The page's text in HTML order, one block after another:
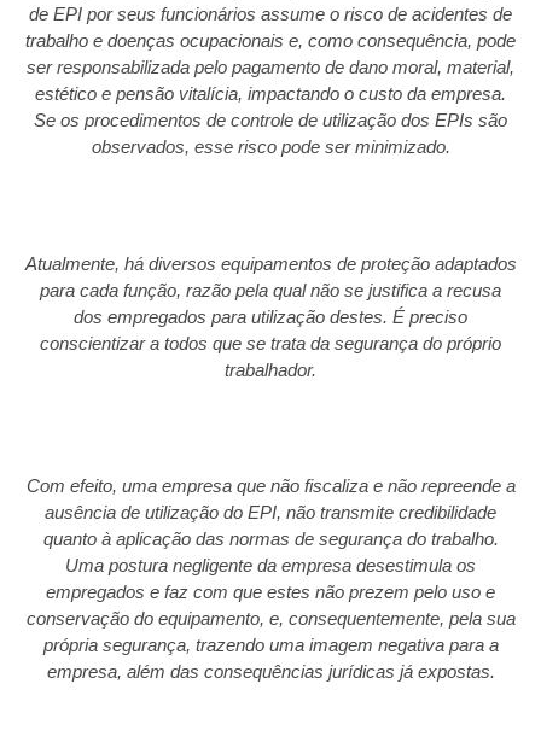
de EPI por seus funcionários assume o risco de acidentes de
trabalho e doenças ocupacionais e, como consequência, pode
ser responsabilizada pelo pagamento de dano moral, material,
estético e pensão vitalícia, impactando o custo da empresa.
Se os procedimentos de controle de utilização dos EPIs são
observados, esse risco pode ser minimizado.
Atualmente, há diversos equipamentos de proteção adaptados
para cada função, razão pela qual não se justifica a recusa
dos empregados para utilização destes. É preciso
conscientizar a todos que se trata da segurança do próprio
trabalhador.
Com efeito, uma empresa que não fiscaliza e não repreende a
ausência de utilização do EPI, não transmite credibilidade
quanto à aplicação das normas de segurança do trabalho.
Uma postura negligente da empresa desestimula os
empregados e faz com que estes não prezem pelo uso e
conservação do equipamento, e, consequentemente, pela sua
própria segurança, trazendo uma imagem negativa para a
empresa, além das consequências jurídicas já expostas.